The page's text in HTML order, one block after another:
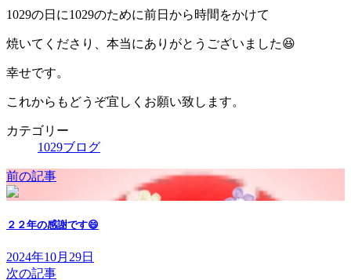
1029の日に1029のために前日から時間をかけて
焼いてくださり、本当にありがとうございました😆
幸せです。
これからもどうぞ宜しくお願い致します。
カテゴリー
1029ブログ
前の記事
２２年の感謝です😄
2024年10月29日
次の記事